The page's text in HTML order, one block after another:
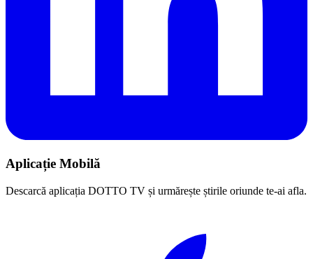
Aplicație Mobilă
Descarcă aplicația DOTTO TV și urmărește știrile oriunde te-ai afla.